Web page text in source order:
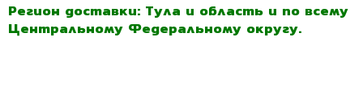
Регион доставки: Тула и область и по всему
Центральному Федеральному округу.